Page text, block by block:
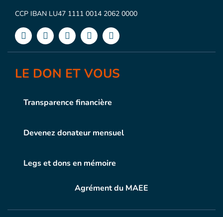
CCP IBAN LU47 1111 0014 2062 0000
LE DON ET VOUS
Transparence financière
Devenez donateur mensuel
Legs et dons en mémoire
Agrément du MAEE